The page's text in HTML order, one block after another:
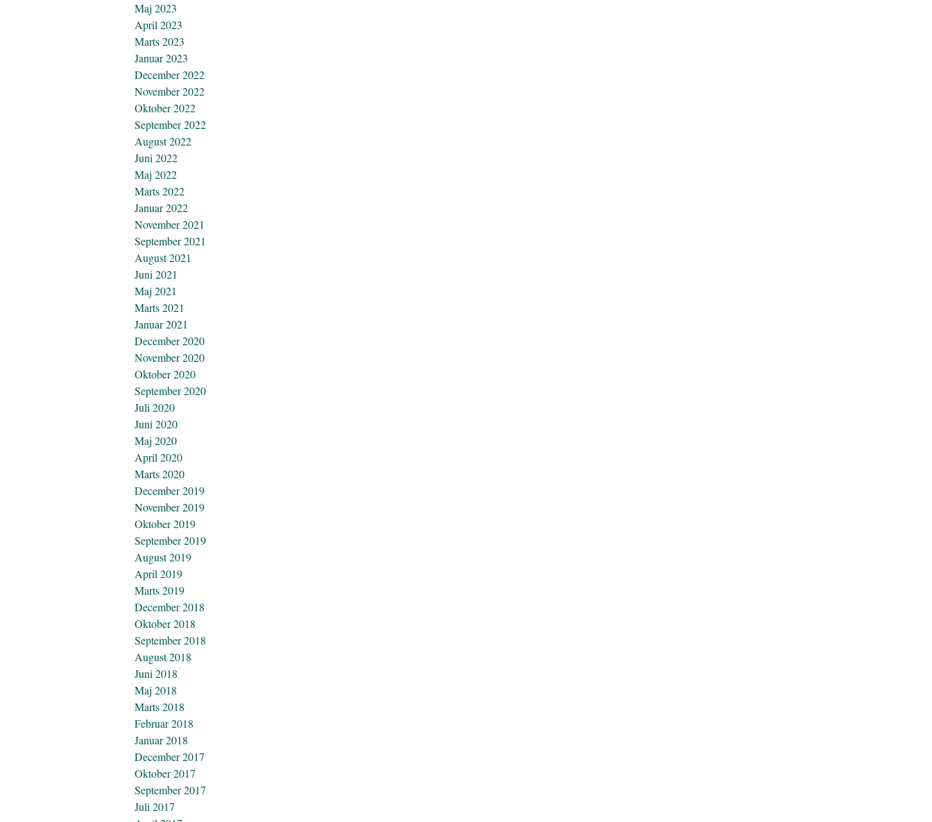
Maj 2023
April 2023
Marts 2023
Januar 2023
December 2022
November 2022
Oktober 2022
September 2022
August 2022
Juni 2022
Maj 2022
Marts 2022
Januar 2022
November 2021
September 2021
August 2021
Juni 2021
Maj 2021
Marts 2021
Januar 2021
December 2020
November 2020
Oktober 2020
September 2020
Juli 2020
Juni 2020
Maj 2020
April 2020
Marts 2020
December 2019
November 2019
Oktober 2019
September 2019
August 2019
April 2019
Marts 2019
December 2018
Oktober 2018
September 2018
August 2018
Juni 2018
Maj 2018
Marts 2018
Februar 2018
Januar 2018
December 2017
Oktober 2017
September 2017
Juli 2017